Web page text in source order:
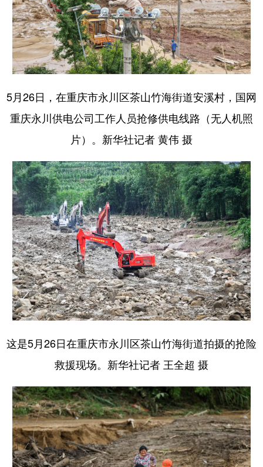
5月26日，在重庆市永川区茶山竹海街道安溪村，国网
重庆永川供电公司工作人员抢修供电线路（无人机照
片）。新华社记者 黄伟 摄
这是5月26日在重庆市永川区茶山竹海街道拍摄的抢险
救援现场。新华社记者 王全超 摄